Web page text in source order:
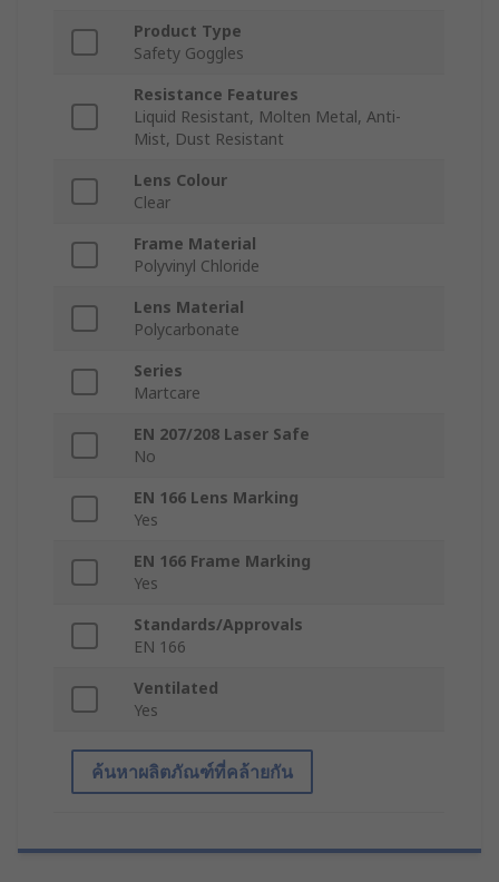
Product Type
Safety Goggles
Resistance Features
Liquid Resistant, Molten Metal, Anti-
Mist, Dust Resistant
Lens Colour
Clear
Frame Material
Polyvinyl Chloride
Lens Material
Polycarbonate
Series
Martcare
EN 207/208 Laser Safe
No
EN 166 Lens Marking
Yes
EN 166 Frame Marking
Yes
Standards/Approvals
EN 166
Ventilated
Yes
ค้นหาผลิตภัณฑ์ที่คล้ายกัน